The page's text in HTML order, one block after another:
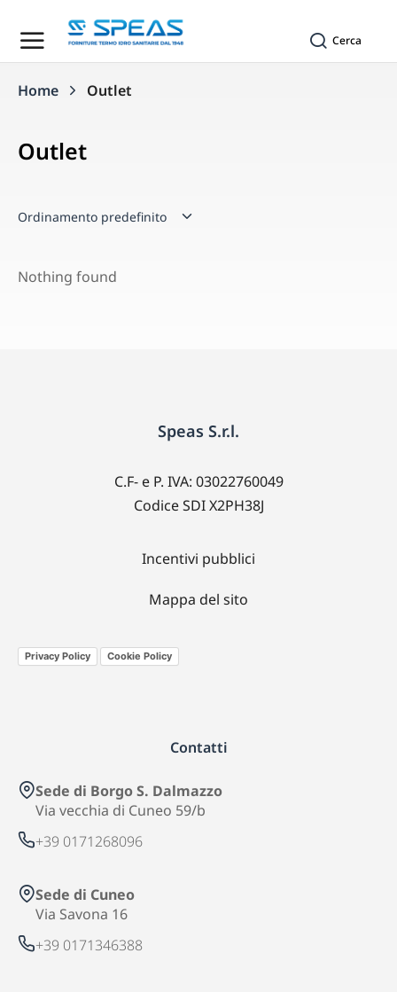
Cerca
Tu sei qui:
Home Outlet
Outlet
Nothing found
Speas S.r.l.
C.F- e P. IVA: 03022760049
Codice SDI X2PH38J
Incentivi pubblici
Mappa del sito
Privacy Policy Cookie Policy
Contatti
Sede di Borgo S. Dalmazzo
Via vecchia di Cuneo 59/b
+39 0171268096
Sede di Cuneo
Via Savona 16
+39 0171346388